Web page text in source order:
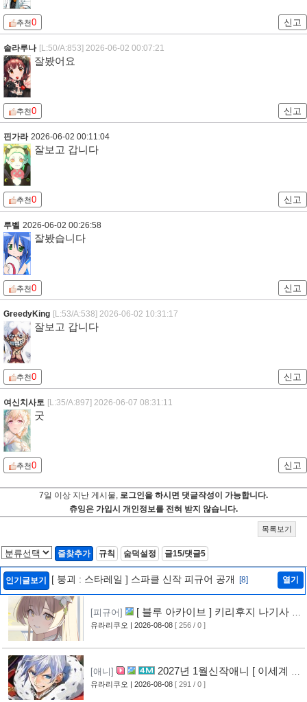
추천0 신고
솔라루나 [L:50/A:853] 2026-06-02 00:07:21
잘봤어요
추천0 신고
핀가라 2026-06-02 00:11:04
잘보고 갑니다
추천0 신고
루벨 2026-06-02 00:26:58
잘봤습니다
추천0 신고
GreedyKing [L:53/A:538] 2026-06-02 10:31:17
잘보고 갑니다
추천0 신고
여신치사토 [L:35/A:897] 2026-06-07 08:31:11
굿
추천0 신고
7일 이상 지난 게시물, 로그인을 하시면 댓글작성이 가능합니다.
츄잉은 가입시 개인정보를 전혀 받지 않습니다.
목록보기
즐찾추가 규칙 숨덕설정 글15/댓글5
인기글보기 [ 붕괴 : 스타레일 ] 스파클 신작 피규어 공개 [8] 열기
[피규어]
[ 블루 아카이브 ] 키리후지 나기사 신
작 피규어 공개 [9]
유라리쿠오 | 2026-08-08 [ 256 / 0 ]
[애니]
2027년 1월신작애니 [ 이세계 전
생 소동기 ] PV 영상 공개
유라리쿠오 | 2026-08-08 [ 291 / 0 ]